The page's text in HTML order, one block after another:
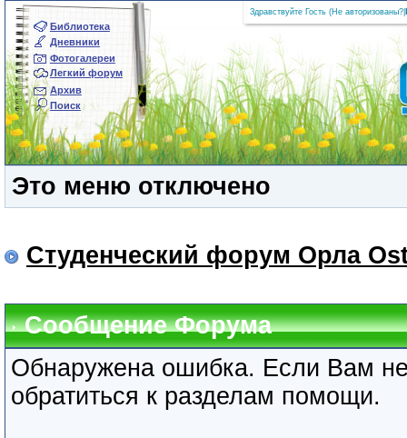
Библиотека
Дневники
Фотогалереи
Легкий форум
Архив
Поиск
Здравствуйте Гость (Не авторизованы?
Это меню отключено
Студенческий форум Орла
Сообщение Форума
Обнаружена ошибка. Если Вам
обратиться к разделам помощи.